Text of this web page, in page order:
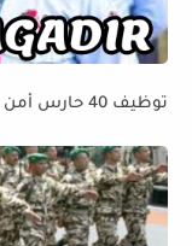
توظيف 40 حارس أمن "Sécurité" بأكادير بدون ديبلوم أو شهادة